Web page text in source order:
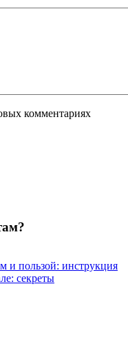
комментариях
и пользой: инструкция
секреты